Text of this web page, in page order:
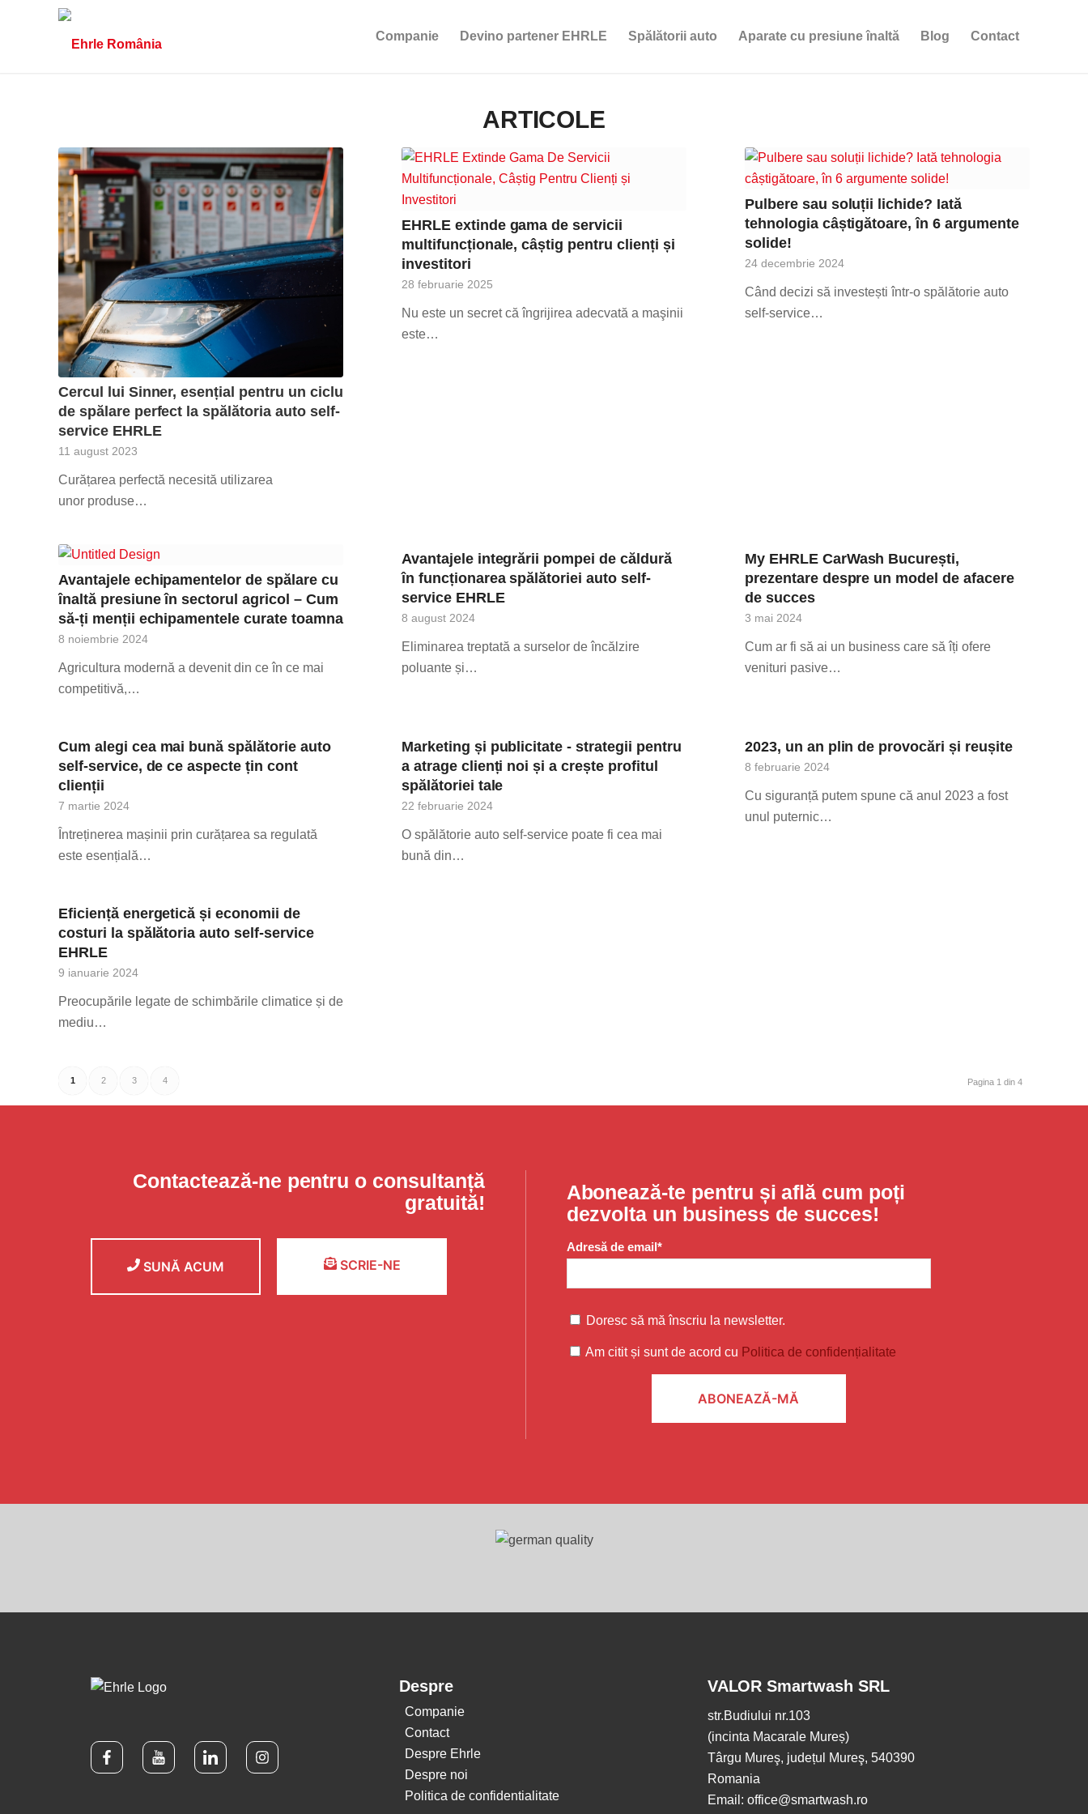
Companie Devino partener EHRLE Spălătorii auto Aparate cu presiune înaltă Blog Contact
ARTICOLE
Cercul lui Sinner, esențial pentru un ciclu
de spălare perfect la spălătoria auto self-
service EHRLE
11 august 2023
Curățarea perfectă necesită utilizarea
unor produse…
EHRLE extinde gama de servicii
multifuncționale, câștig pentru clienți și
investitori
28 februarie 2025
Nu este un secret că îngrijirea adecvată a maşinii
este…
Pulbere sau soluții lichide? Iată
tehnologia câștigătoare, în 6 argumente
solide!
24 decembrie 2024
Când decizi să investești într-o spălătorie auto
self-service…
Avantajele echipamentelor de spălare cu
înaltă presiune în sectorul agricol – Cum
să-ți menții echipamentele curate toamna
8 noiembrie 2024
Agricultura modernă a devenit din ce în ce mai
competitivă,…
Avantajele integrării pompei de căldură
în funcționarea spălătoriei auto self-
service EHRLE
8 august 2024
Eliminarea treptată a surselor de încălzire
poluante și…
My EHRLE CarWash București,
prezentare despre un model de afacere
de succes
3 mai 2024
Cum ar fi să ai un business care să îți ofere
venituri pasive…
Cum alegi cea mai bună spălătorie auto
self-service, de ce aspecte țin cont
clienții
7 martie 2024
Întreținerea mașinii prin curățarea sa regulată
este esențială…
Marketing și publicitate - strategii pentru
a atrage clienți noi și a crește profitul
spălătoriei tale
22 februarie 2024
O spălătorie auto self-service poate fi cea mai
bună din…
2023, un an plin de provocări și reușite
8 februarie 2024
Cu siguranță putem spune că anul 2023 a fost
unul puternic…
Eficiență energetică și economii de
costuri la spălătoria auto self-service
EHRLE
9 ianuarie 2024
Preocupările legate de schimbările climatice și de
mediu…
Pagina 1 din 4
1 2 3 4
Contactează-ne pentru o consultanță
gratuită!
SUNĂ ACUM SCRIE-NE
Abonează-te pentru și află cum poți
dezvolta un business de succes!
Adresă de email*
Doresc să mă înscriu la newsletter.
Am citit și sunt de acord cu Politica de confidențialitate
Despre
Companie
Contact
Despre Ehrle
Despre noi
Politica de confidentialitate
VALOR Smartwash SRL
str.Budiului nr.103
(incinta Macarale Mureș)
Târgu Mureş, județul Mureş, 540390
Romania
Email: office@smartwash.ro